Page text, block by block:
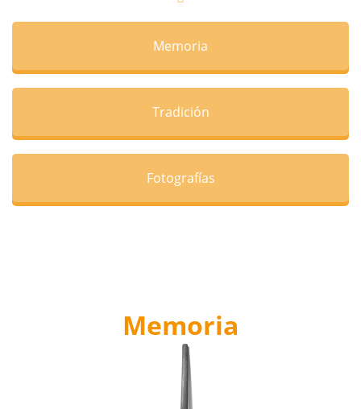
Memoria
Tradición
Fotografías
Memoria